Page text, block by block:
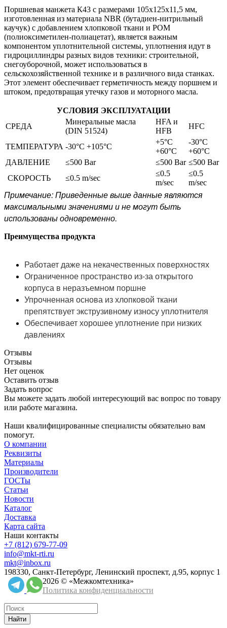
Поршневая манжета К43 с размерами 105x125x11,5 мм,
изготовленная из материала NBR (бутадиен-нитрильный
каучук) с добавлением хлопковой ткани и РОМ
(полиоксиметилен-полиацетат), является важным
компонентом уплотнительной системы, уплотнения идут в
гидроциллиндры разных видов техники: строительной,
снегоуборочной, может использоваться в
сельскохозяйственной технике и в различного вида станках.
Этот элемент обеспечивает герметичность между поршнем и
штоком, предотвращая утечку газов и моторного масла.
УСЛОВИЯ ЭКСПЛУАТАЦИИ
СРЕДА
Минеральные масла
(DIN 51524)
HFA и
HFB
HFC
ТЕМПЕРАТУРА -30°C +105°C
+5°C
+60°C
-30°C
+60°C
ДАВЛЕНИЕ
≤500 Bar ≤500 Bar ≤500 Bar
СКОРОСТЬ
≤0.5 m/sec
≤0.5
m/sec
≤0.5
m/sec
Примечание: Приведенные выше данные являются
максимальными значениями и не могут быть
использованы одновременно.
Преимущества продукта
Работает даже на некачественных поверхностях
Ограниченное пространство из-за открытого
корпуса в неразъемном поршне
Упрочненная основа из хлопковой ткани
препятствует экструзивному износу уплотнителя
Обеспечивает хорошее уплотнение при низких
давлениях
Отзывы
Отзывы
Нет оценок
Оставить отзыв
Задать вопрос
Вы можете задать любой интересующий вас вопрос по товару
или работе магазина.
Наши квалифицированные специалисты обязательно вам
помогут.
О компании
Реквизиты
Материалы
Производители
ГОСТы
Статьи
Новости
Каталог
Доставка
Карта сайта
Наши контакты
+7 (812) 679-77-09
info@mkt-rti.ru
mkt@inbox.ru
198330, Санкт-Петербург, Ленинский проспект, д.95, корпус 1
2026 © «Межкомтехника»
Политика конфиденциальности
Найти